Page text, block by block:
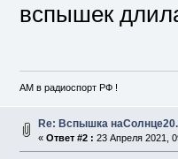
вспышек
АМ в радиоспорт РФ !
Re: Вспышка
« Ответ #2 : 23 Апреля 2021,